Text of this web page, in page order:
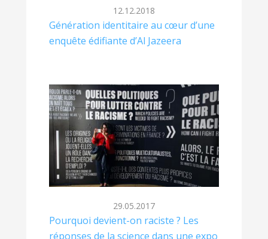
12.12.2018
Génération identitaire au cœur d’une
enquête édifiante d’Al Jazeera
29.05.2017
Pourquoi devient-on raciste ? Les
réponses de la science dans une expo